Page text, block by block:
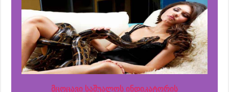
მცოცავი საშუალოს ინდიკატორის